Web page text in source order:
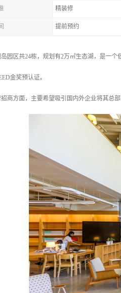
精装修
提前预约
园区共24栋，规划有2万㎡生态湖，是一
金奖预认证。
商方面，主要希望吸引国内外企业将其总部